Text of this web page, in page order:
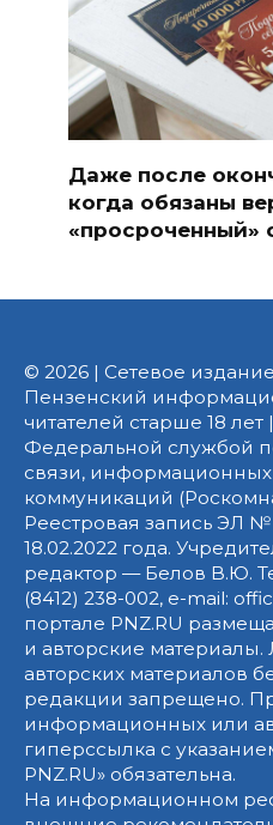
Даже после
когда обязаны
«просроченный»
© 2026 | Сетевое
Пензенский
читателей старше 18
Федеральной службой
связи,
коммуникаций
Реестровая запись ЭЛ
18.02.2022 года.
редактор — Белов В.Ю.
(8412) 238-002, e-mail:
портале PNZ.RU
и авторские
авторских материалов
редакции запрещено.
информационных или
гиперссылка с
PNZ.RU» обязательна.
На информационном